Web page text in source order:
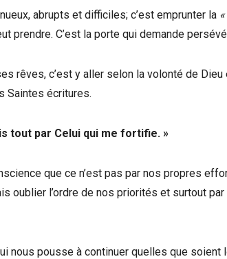
abrupts et difficiles; c’est emprunter la
prendre. C’est la porte qui demande
rêves, c’est y aller selon la volonté de
Saintes écritures.
tout par Celui qui me fortifie. »
que ce n’est pas par nos propres
oublier l’ordre de nos priorités et surtout
nous pousse à continuer quelles que